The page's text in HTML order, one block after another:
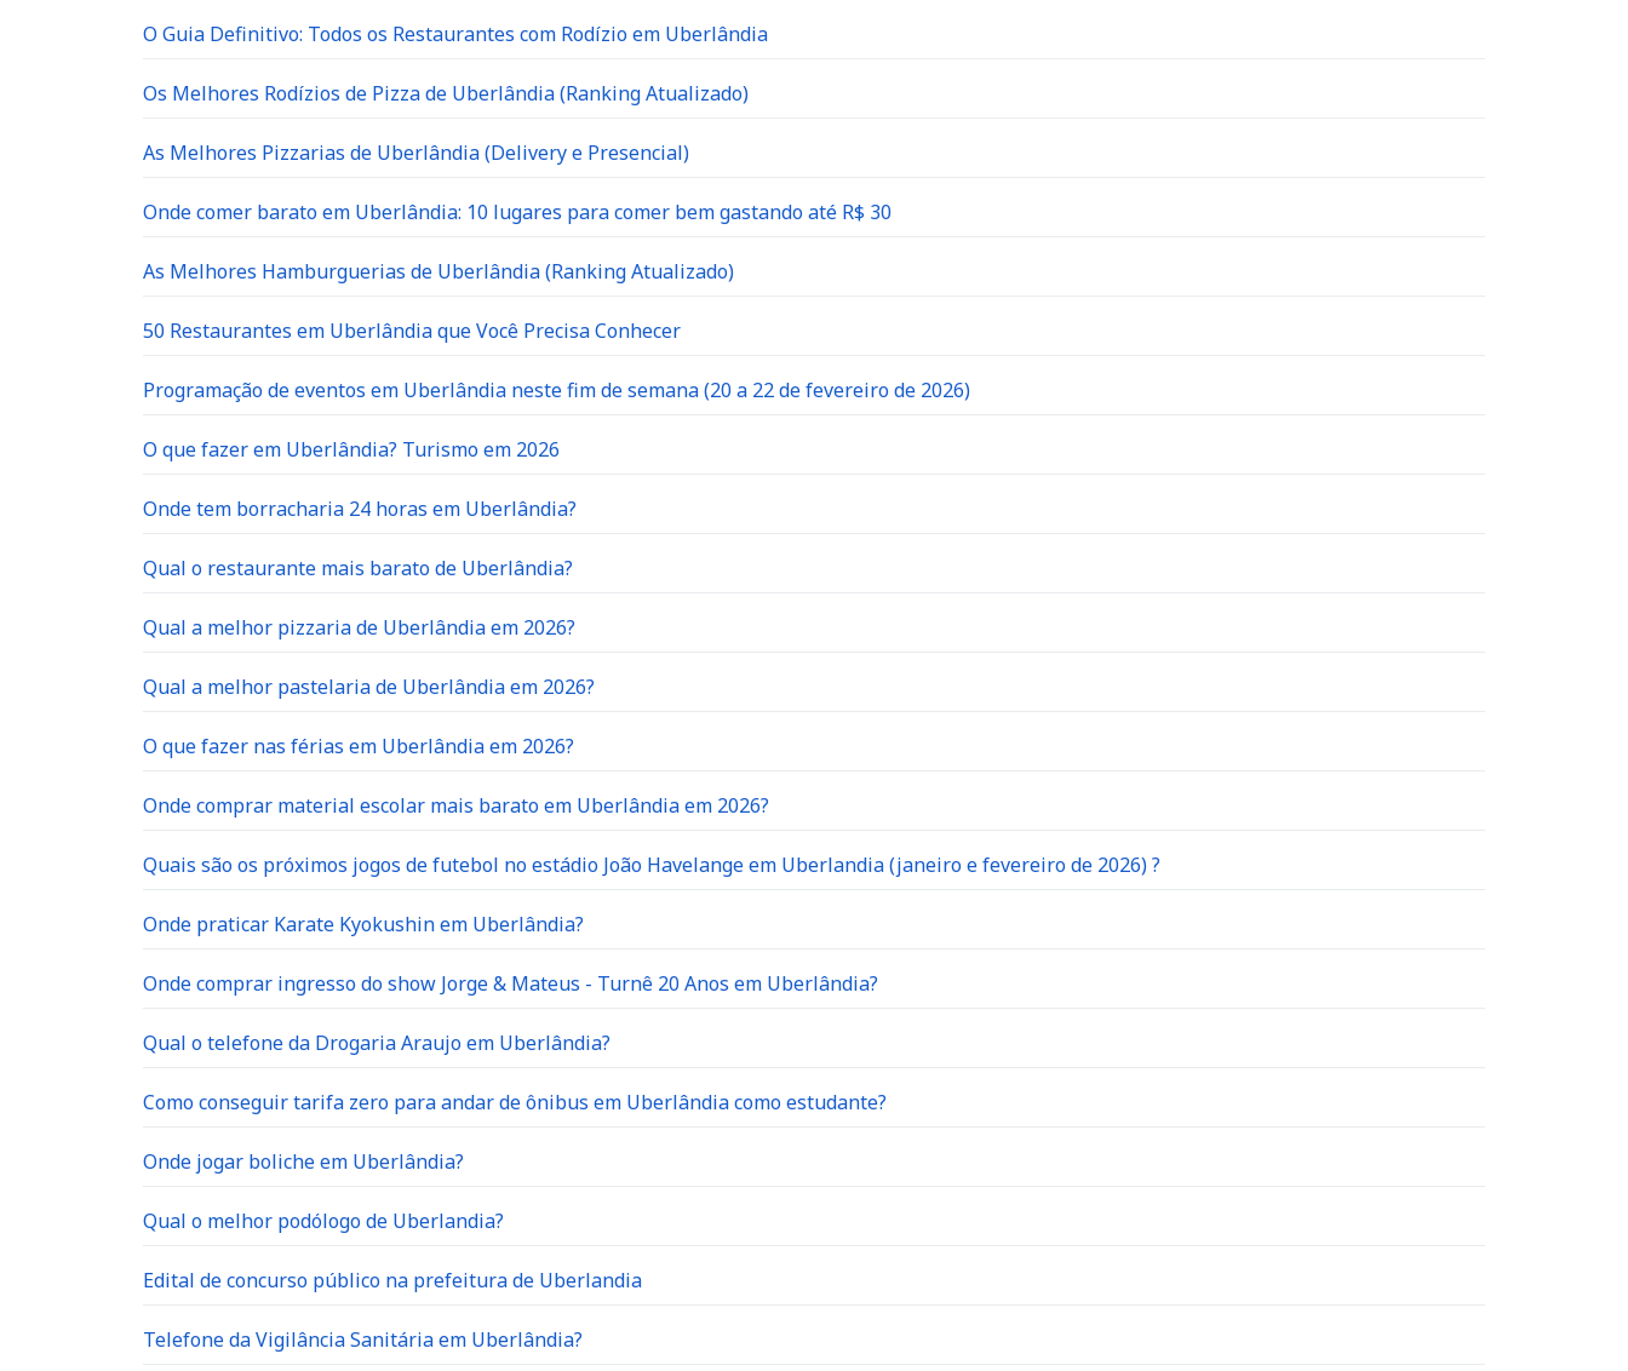
O Guia Definitivo: Todos os Restaurantes com Rodízio em Uberlândia
Os Melhores Rodízios de Pizza de Uberlândia (Ranking Atualizado)
As Melhores Pizzarias de Uberlândia (Delivery e Presencial)
Onde comer barato em Uberlândia: 10 lugares para comer bem gastando até R$ 30
As Melhores Hamburguerias de Uberlândia (Ranking Atualizado)
50 Restaurantes em Uberlândia que Você Precisa Conhecer
Programação de eventos em Uberlândia neste fim de semana (20 a 22 de fevereiro de 2026)
O que fazer em Uberlândia? Turismo em 2026
Onde tem borracharia 24 horas em Uberlândia?
Qual o restaurante mais barato de Uberlândia?
Qual a melhor pizzaria de Uberlândia em 2026?
Qual a melhor pastelaria de Uberlândia em 2026?
O que fazer nas férias em Uberlândia em 2026?
Onde comprar material escolar mais barato em Uberlândia em 2026?
Quais são os próximos jogos de futebol no estádio João Havelange em Uberlandia (janeiro e fevereiro de 2026) ?
Onde praticar Karate Kyokushin em Uberlândia?
Onde comprar ingresso do show Jorge & Mateus - Turnê 20 Anos em Uberlândia?
Qual o telefone da Drogaria Araujo em Uberlândia?
Como conseguir tarifa zero para andar de ônibus em Uberlândia como estudante?
Onde jogar boliche em Uberlândia?
Qual o melhor podólogo de Uberlandia?
Edital de concurso público na prefeitura de Uberlandia
Telefone da Vigilância Sanitária em Uberlândia?